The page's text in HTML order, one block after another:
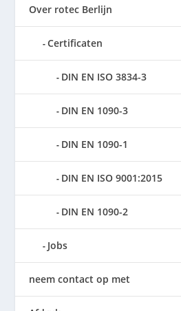
Over rotec Berlijn
Certificaten
DIN EN ISO 3834-3
DIN EN 1090-3
DIN EN 1090-1
DIN EN ISO 9001:2015
DIN EN 1090-2
Jobs
neem contact op met